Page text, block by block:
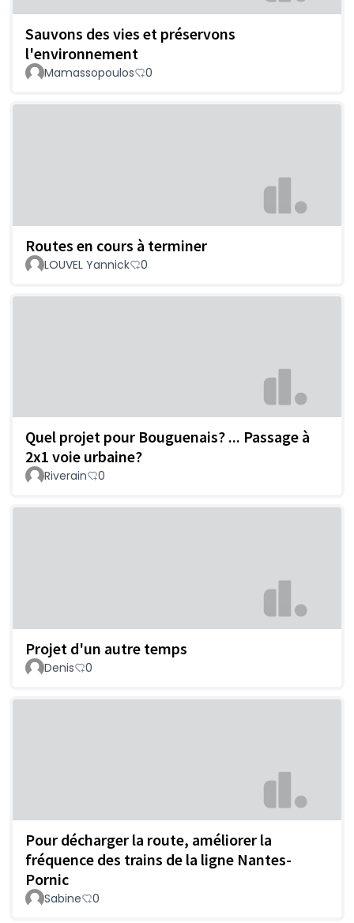
Sauvons des vies et préservons
l'environnement
Mamassopoulos 0
Routes en cours à terminer
LOUVEL Yannick 0
Quel projet pour Bouguenais? ... Passage à
2x1 voie urbaine?
Riverain 0
Projet d'un autre temps
Denis 0
Pour décharger la route, améliorer la
fréquence des trains de la ligne Nantes-
Pornic
Sabine 0